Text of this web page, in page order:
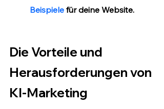
Beispiele für deine Website.
Die Vorteile und
Herausforderungen von
KI-Marketing